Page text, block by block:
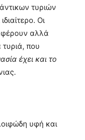
τυριών
Οι
αλλά
που
έχει και το
υφή και